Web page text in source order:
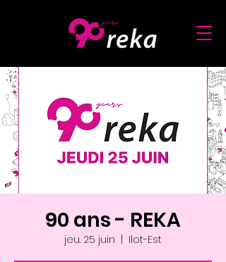
90 ans - REKA
jeu. 25 juin Ilot-Est